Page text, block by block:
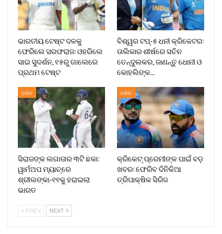
ଭାରତୀୟ ଟେଷ୍ଟ ଦଳକୁ
ଫେରିଲେ ସରଫରାଜ: ଓହରିଲେ
ସାଇ ସୁଦର୍ଶନ, ୧୫ରୁ ଗାଲେରେ
ପ୍ରଥମ ଟେଷ୍ଟ
ବିଶ୍ୱର ଟପ୍-୫ ଧନୀ କ୍ରିକେଟର:
ତାଲିକାର ଶୀର୍ଷରେ ସଚିନ
ତେନ୍ଦୁଲକର, ଜାଣନ୍ତୁ ଧୋନୀ ଓ
କୋହଲିଙ୍କ…
ଖେଳ
ସିରାଜଙ୍କ ଲଗାତାର ୩ଟି ଛକା:
ୱାର୍ମଅପ ମ୍ୟାଚ୍‌ରେ
ଶ୍ରୀଲଙ୍କା-୧୧କୁ ହରାଇଲା
ଭାରତ
ଖେଳ
କ୍ରିକେଟ୍ ପ୍ରେମୀଙ୍କ ପାଇଁ ବଡ଼
ଖବର: ଫେରିବ ଦିନିକିଆ
ତ୍ରିପାକ୍ଷିକ ସିରିଜ
PREV NEXT